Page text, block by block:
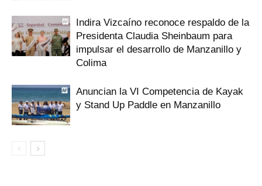
Indira Vizcaíno reconoce respaldo de la
Presidenta Claudia Sheinbaum para
impulsar el desarrollo de Manzanillo y
Colima
Anuncian la VI Competencia de Kayak
y Stand Up Paddle en Manzanillo